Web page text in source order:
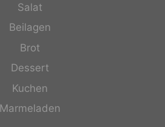
Salat
Beilagen
Brot
Dessert
Kuchen
Marmeladen